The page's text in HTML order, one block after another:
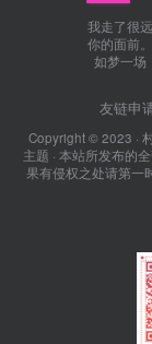
我走了很
你的面前
如梦一场
友链申
Copyright © 2023 ·
主题 · 本站所发布的
果有侵权之处请第一